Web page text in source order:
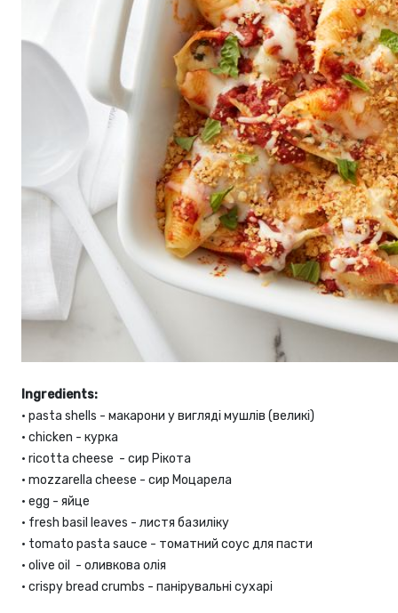
Ingredients:
• pasta shells - макарони у вигляді мушлів (великі)
• chicken - курка
• ricotta cheese - сир Рікота
• mozzarella cheese - сир Моцарела
• egg - яйце
• fresh basil leaves - листя базиліку
• tomato pasta sauce - томатний соус для пасти
• olive oil - оливкова олія
• crispy bread crumbs - панірувальні сухарі